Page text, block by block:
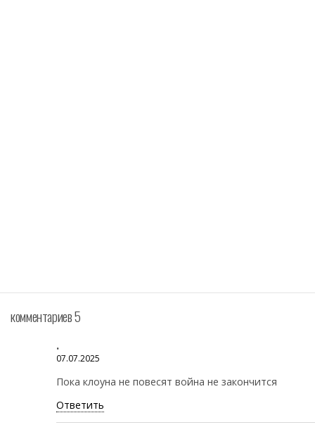
комментариев 5
.
07.07.2025
Пока клоуна не повесят война не закончится
Ответить